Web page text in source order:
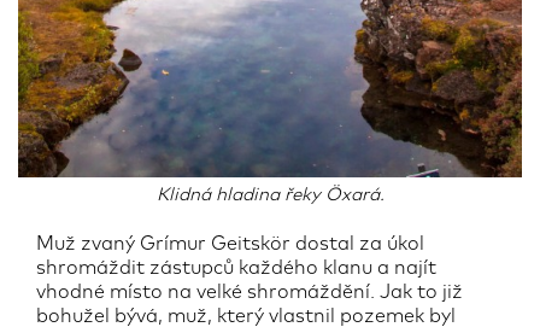
Klidná hladina řeky Öxará.
Muž zvaný Grímur Geitskör dostal za úkol
shromáždit zástupců každého klanu a najít
vhodné místo na velké shromáždění. Jak to již
bohužel bývá, muž, který vlastnil pozemek byl